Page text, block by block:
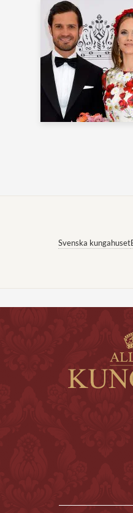
Svenska kungahuset